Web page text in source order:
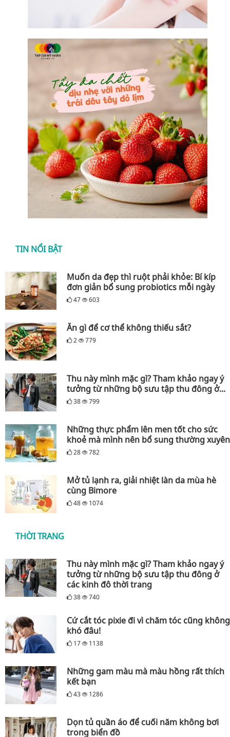
TIN NỔI BẬT
Muốn da đẹp thì ruột phải khỏe: Bí kíp
đơn giản bổ sung probiotics mỗi ngày
47 603
Ăn gì để cơ thể không thiếu sắt?
2 779
Thu này mình mặc gì? Tham khảo ngay ý
tưởng từ những bộ sưu tập thu đông ở...
38 799
Những thực phẩm lên men tốt cho sức
khoẻ mà mình nên bổ sung thường xuyên
28 782
Mở tủ lạnh ra, giải nhiệt làn da mùa hè
cùng Bimore
48 1074
THỜI TRANG
Thu này mình mặc gì? Tham khảo ngay ý
tưởng từ những bộ sưu tập thu đông ở
các kinh đô thời trang
38 740
Cứ cắt tóc pixie đi vì chăm tóc cũng không
khó đâu!
17 1138
Những gam màu mà màu hồng rất thích
kết bạn
43 1286
Dọn tủ quần áo để cuối năm không bơi
trong biển đồ